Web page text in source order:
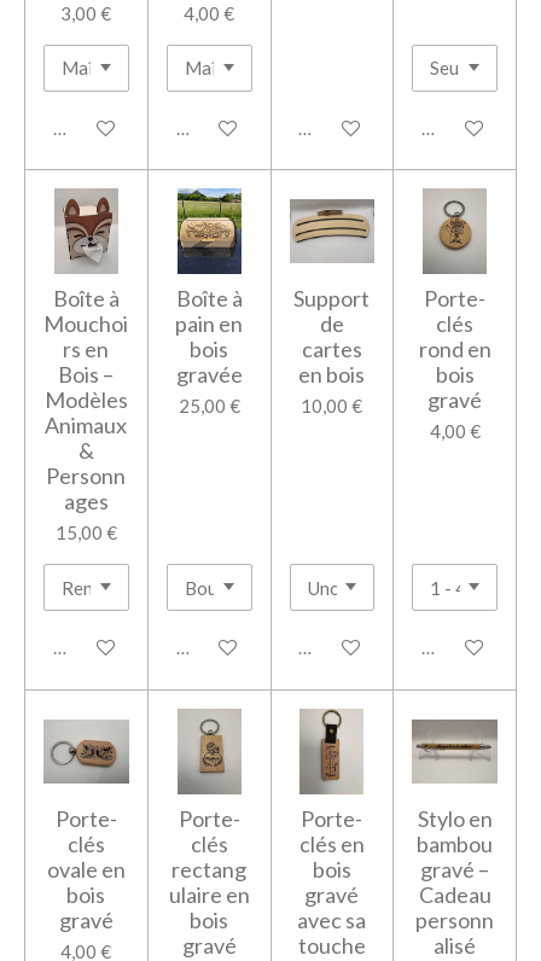
3,00 €
Voir les détails
4,00 €
Ajouter au panier Voir les détails Ajouter au
Boîte à
Mouchoi
rs en
Bois –
Modèles
Animaux
&
Personn
ages
15,00 €
Ajouter au panier
Boîte à
pain en
bois
gravée
25,00 €
Voir les détails
Support
de
cartes
en bois
10,00 €
Voir les détails
Porte-
clés
rond en
bois
gravé
4,00 €
Voir les détails
Porte-
clés
ovale en
bois
gravé
4,00 €
Porte-
clés
rectang
ulaire en
bois
gravé
Porte-
clés en
bois
gravé
avec sa
touche
Stylo en
bambou
gravé –
Cadeau
personn
alisé